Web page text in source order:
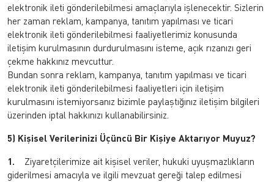
elektronik ileti gönderilebilmesi amaçlarıyla işlenecektir. Sizlerin
her zaman reklam, kampanya, tanıtım yapılması ve ticari
elektronik ileti gönderilebilmesi faaliyetlerimiz konusunda
iletişim kurulmasının durdurulmasını isteme, açık rızanızı geri
çekme hakkınız mevcuttur.
Bundan sonra reklam, kampanya, tanıtım yapılması ve ticari
elektronik ileti gönderilebilmesi faaliyetleri için iletişim
kurulmasını istemiyorsanız bizimle paylaştığınız iletişim bilgileri
üzerinden iptal hakkınızı kullanabilirsiniz.
5) Kişisel Verilerinizi Üçüncü Bir Kişiye Aktarıyor Muyuz?
1. Ziyaretçilerimize ait kişisel veriler, hukuki uyuşmazlıkların
giderilmesi amacıyla ve ilgili mevzuat gereği talep edilmesi